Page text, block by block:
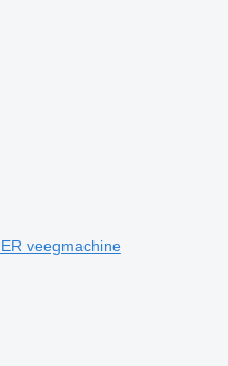
veegmachine